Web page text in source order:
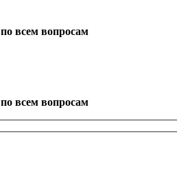
всем вопросам
всем вопросам